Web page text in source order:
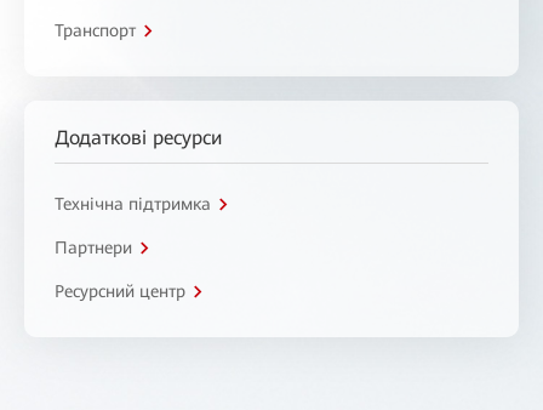
Транспорт
Додаткові ресурси
Технічна підтримка
Партнери
Ресурсний центр